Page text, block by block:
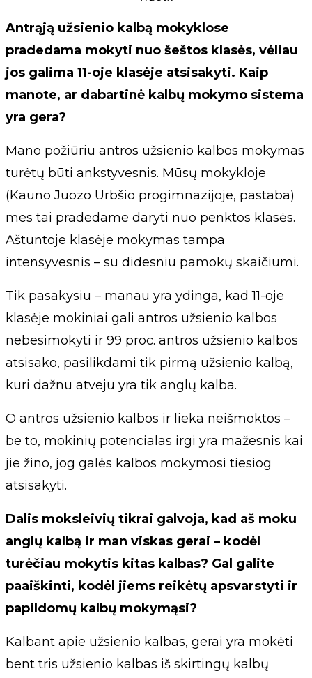
Antrąją užsienio kalbą mokyklose
pradedama mokyti nuo šeštos klasės, vėliau
jos galima 11-oje klasėje atsisakyti. Kaip
manote, ar dabartinė kalbų mokymo sistema
yra gera?
Mano požiūriu antros užsienio kalbos mokymas
turėtų būti ankstyvesnis. Mūsų mokykloje
(Kauno Juozo Urbšio progimnazijoje, pastaba)
mes tai pradedame daryti nuo penktos klasės.
Aštuntoje klasėje mokymas tampa
intensyvesnis – su didesniu pamokų skaičiumi.
Tik pasakysiu – manau yra ydinga, kad 11-oje
klasėje mokiniai gali antros užsienio kalbos
nebesimokyti ir 99 proc. antros užsienio kalbos
atsisako, pasilikdami tik pirmą užsienio kalbą,
kuri dažnu atveju yra tik anglų kalba.
O antros užsienio kalbos ir lieka neišmoktos –
be to, mokinių potencialas irgi yra mažesnis kai
jie žino, jog galės kalbos mokymosi tiesiog
atsisakyti.
Dalis moksleivių tikrai galvoja, kad aš moku
anglų kalbą ir man viskas gerai – kodėl
turėčiau mokytis kitas kalbas? Gal galite
paaiškinti, kodėl jiems reikėtų apsvarstyti ir
papildomų kalbų mokymąsi?
Kalbant apie užsienio kalbas, gerai yra mokėti
bent tris užsienio kalbas iš skirtingų kalbų